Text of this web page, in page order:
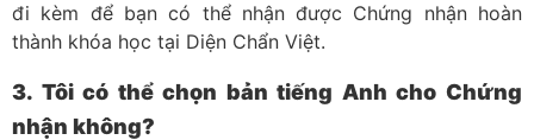
đi kèm để bạn có thể nhận được Chứng nhận hoàn
thành khóa học tại Diện Chẩn Việt.
3. Tôi có thể chọn bản tiếng Anh cho Chứng
nhận không?